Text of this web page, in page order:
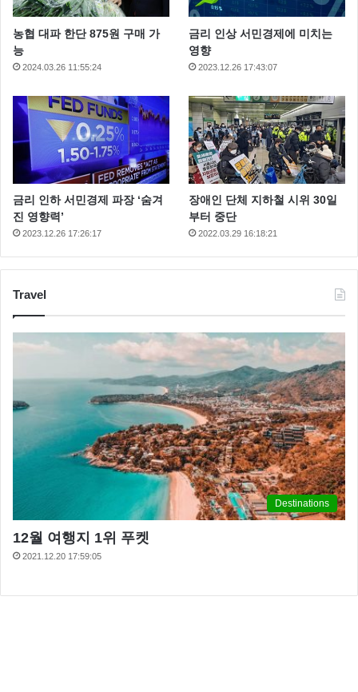
농협 대파 한단 875원 구매 가
능
2024.03.26 11:55:24
금리 인상 서민경제에 미치는
영향
2023.12.26 17:43:07
금리 인하 서민경제 파장 ‘숨겨
진 영향력’
2023.12.26 17:26:17
장애인 단체 지하철 시위 30일
부터 중단
2022.03.29 16:18:21
Travel
Destinations
12월 여행지 1위 푸켓
2021.12.20 17:59:05